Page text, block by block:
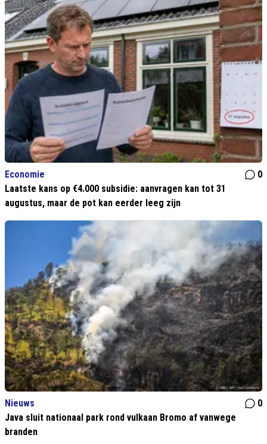
Economie
0
Laatste kans op €4.000 subsidie: aanvragen kan tot 31
augustus, maar de pot kan eerder leeg zijn
Nieuws
0
Java sluit nationaal park rond vulkaan Bromo af vanwege
branden